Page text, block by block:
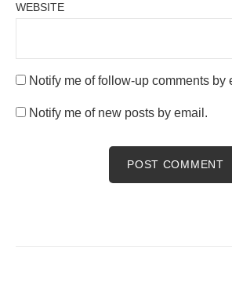
WEBSITE
Notify me of follow-up comments by
Notify me of new posts by email.